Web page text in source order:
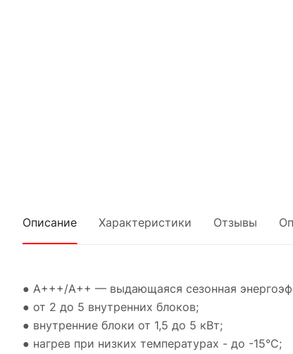
Описание Характеристики Отзывы
● A+++/A++ — выдающаяся сезонная
● от 2 до 5 внутренних блоков;
● внутренние блоки от 1,5 до 5 кВт;
● нагрев при низких температурах - до -15°С;